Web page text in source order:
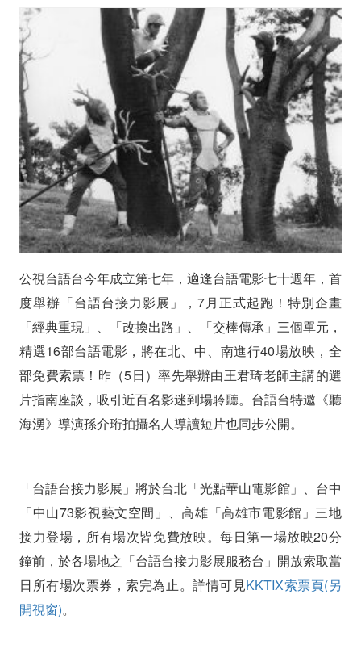
語
台
七
週
年
首
辦
「接
力
影
展」
月
開
精
選
16
部
台
公視台語台今年成立第七年，適逢台語電影七十週年，首
度舉辦「台語台接力影展」，7月正式起跑！特別企畫
「經典重現」、「改換出路」、「交棒傳承」三個單元，
精選16部台語電影，將在北、中、南進行40場放映，全
部免費索票！昨（5日）率先舉辦由王君琦老師主講的選
片指南座談，吸引近百名影迷到場聆聽。台語台特邀《聽
海湧》導演孫介珩拍攝名人導讀短片也同步公開。
「台語台接力影展」將於台北「光點華山電影館」、台中
「中山73影視藝文空間」、高雄「高雄市電影館」三地
接力登場，所有場次皆免費放映。每日第一場放映20分
鐘前，於各場地之「台語台接力影展服務台」開放索取當
日所有場次票券，索完為止。詳情可見KKTIX索票頁(另
開視窗)。